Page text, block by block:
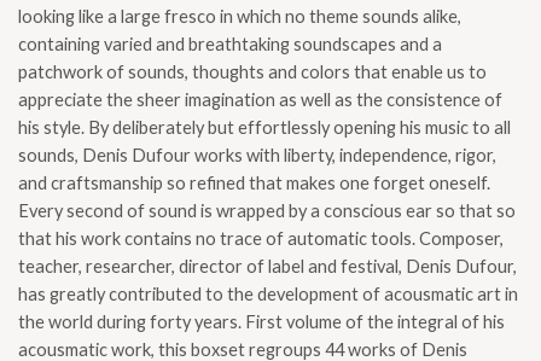
looking like a large fresco in which no theme sounds alike,
containing varied and breathtaking soundscapes and a
patchwork of sounds, thoughts and colors that enable us to
appreciate the sheer imagination as well as the consistence of
his style. By deliberately but effortlessly opening his music to all
sounds, Denis Dufour works with liberty, independence, rigor,
and craftsmanship so refined that makes one forget oneself.
Every second of sound is wrapped by a conscious ear so that so
that his work contains no trace of automatic tools. Composer,
teacher, researcher, director of label and festival, Denis Dufour,
has greatly contributed to the development of acousmatic art in
the world during forty years. First volume of the integral of his
acousmatic work, this boxset regroups 44 works of Denis